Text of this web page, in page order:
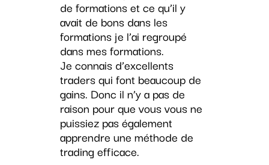
de formations et ce qu’il y
avait de bons dans les
formations je l’ai regroupé
dans mes formations.
Je connais d’excellents
traders qui font beaucoup de
gains. Donc il n’y a pas de
raison pour que vous vous ne
puissiez pas également
apprendre une méthode de
trading efficace.